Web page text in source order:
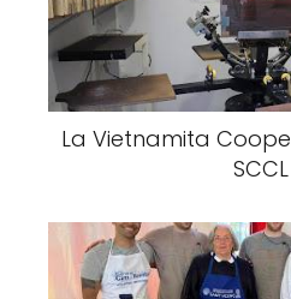
La Vietnamita